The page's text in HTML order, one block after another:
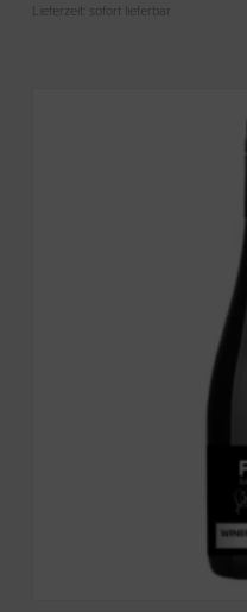
Lieferzeit: sofort lieferbar